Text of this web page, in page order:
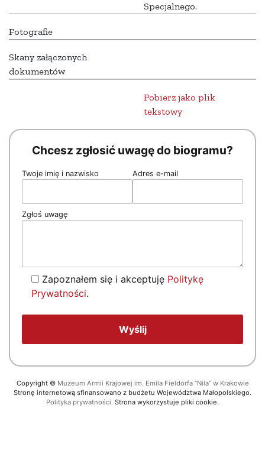
Specjalnego.
Fotografie
Skany załączonych
dokumentów
Pobierz jako plik
tekstowy
Chcesz zgłosić uwagę do biogramu?
Twoje imię i nazwisko Adres e-mail
Zgłoś uwagę
Zapoznałem się i akceptuję Politykę
Prywatności.
Copyright © Muzeum Armii Krajowej im. Emila Fieldorfa “Nila” w Krakowie
Stronę internetową sfinansowano z budżetu Województwa Małopolskiego.
Polityka prywatności. Strona wykorzystuje pliki cookie.